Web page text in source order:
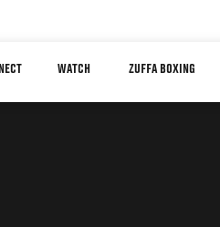
WATCH ZUFFA BOXING